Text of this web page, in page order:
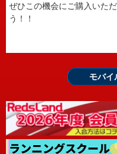
ぜひこの機会にご購入いた
う！！
モバイ